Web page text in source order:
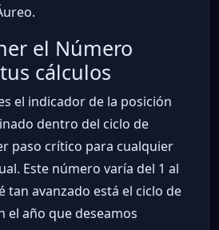
el Número
cálculos
el indicador de la posición
dentro del ciclo de
paso crítico para cualquier
Este número varía del 1 al
tan avanzado está el ciclo de
el año que deseamos